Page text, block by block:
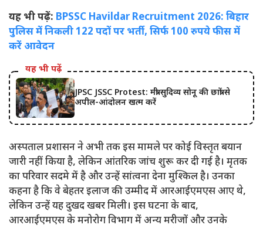
यह भी पढ़ें: BPSSC Havildar Recruitment 2026: बिहार
पुलिस में निकली 122 पदों पर भर्ती, सिर्फ 100 रुपये फीस में
करें आवेदन
यह भी पढ़ें
JPSC JSSC Protest: मंत्री सुदिव्य सोनू की छात्रों से
अपील-आंदोलन खत्म करें
अस्पताल प्रशासन ने अभी तक इस मामले पर कोई विस्तृत बयान
जारी नहीं किया है, लेकिन आंतरिक जांच शुरू कर दी गई है। मृतक
का परिवार सदमे में है और उन्हें सांत्वना देना मुश्किल है। उनका
कहना है कि वे बेहतर इलाज की उम्मीद में आरआईएमएस आए थे,
लेकिन उन्हें यह दुखद खबर मिली। इस घटना के बाद,
आरआईएमएस के मनोरोग विभाग में अन्य मरीजों और उनके